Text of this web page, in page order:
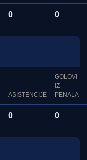
0 0
ASISTENCIJE
GOLOVI
IZ
PENALA
0 0